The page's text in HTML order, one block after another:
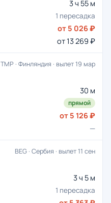
3 ч 55 м
1 пересадка
от 5 026 ₽
от 13 269 ₽
TMP · Финляндия · вылет 19 мар
30 м
прямой
от 5 126 ₽
—
BEG · Сербия · вылет 11 сен
3 ч 5 м
1 пересадка